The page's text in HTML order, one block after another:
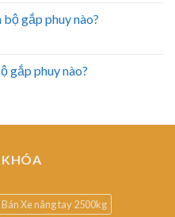
bộ gắp phuy nào?
gắp phuy nào?
Bán Xe nâng tay 2500kg